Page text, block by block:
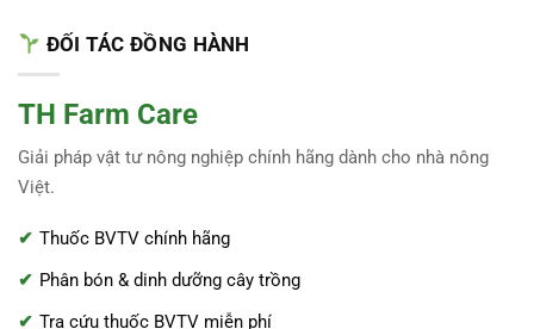
ĐỐI TÁC ĐỒNG HÀNH
TH Farm Care
Giải pháp vật tư nông nghiệp chính hãng dành cho nhà nông
Việt.
Thuốc BVTV chính hãng
Phân bón & dinh dưỡng cây trồng
Tra cứu thuốc BVTV miễn phí